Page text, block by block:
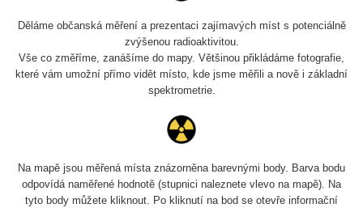
Chci se přihlásit
Děláme občanská měření a prezentaci zajímavých míst s potenciálně
zvýšenou radioaktivitou.
Vše co změříme, zanášíme do mapy. Většinou přikládáme fotografie,
které vám umožní přímo vidět místo, kde jsme měřili a nově i základní
spektrometrie.
Na mapě jsou měřená místa znázorněna barevnými body. Barva bodu
odpovídá naměřené hodnotě (stupnici naleznete vlevo na mapě). Na
tyto body můžete kliknout. Po kliknutí na bod se otevře informační